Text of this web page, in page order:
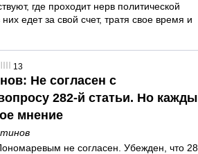
где проходит нерв политической
едет за свой счет, тратя свое время и
13
Не согласен с
282-й статьи. Но
мнение
не согласен. Убежден, что